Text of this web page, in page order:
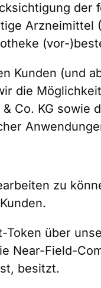
Arzneimittel
(vor-
Kunden (und
die
Co. KG
zu
Token über
Near-Field-
besitzt.